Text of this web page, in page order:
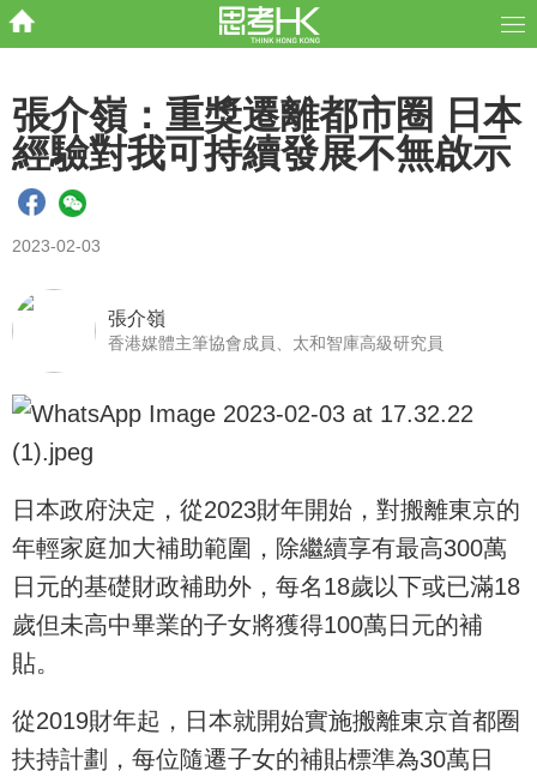
張介嶺：重獎遷離都市圈 日本
經驗對我可持續發展不無啟示
2023-02-03
張介嶺
香港媒體主筆協會成員、太和智庫高級研究員
日本政府決定，從2023財年開始，對搬離東京的
年輕家庭加大補助範圍，除繼續享有最高300萬
日元的基礎財政補助外，每名18歲以下或已滿18
歲但未高中畢業的子女將獲得100萬日元的補
貼。
從2019財年起，日本就開始實施搬離東京首都圈
扶持計劃，每位隨遷子女的補貼標準為30萬日